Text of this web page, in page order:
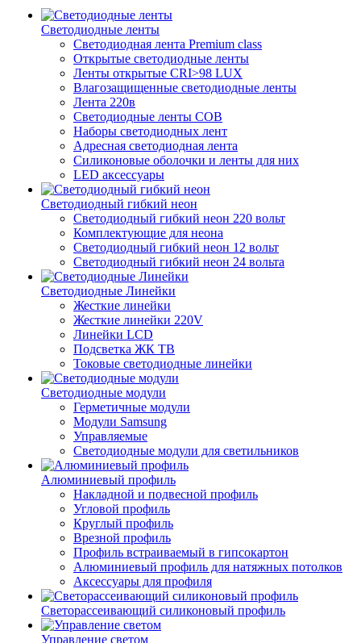
Светодиодные ленты
Светодиодная лента Premium class
Открытые светодиодные ленты
Ленты открытые CRI>98 LUX
Влагозащищенные светодиодные ленты
Лента 220в
Светодиодные ленты COB
Наборы светодиодных лент
Адресная светодиодная лента
Силиконовые оболочки и ленты для них
LED аксессуары
Светодиодный гибкий неон
Светодиодный гибкий неон 220 вольт
Комплектующие для неона
Светодиодный гибкий неон 12 вольт
Светодиодный гибкий неон 24 вольта
Светодиодные Линейки
Жесткие линейки
Жесткие линейки 220V
Линейки LCD
Подсветка ЖК ТВ
Токовые светодиодные линейки
Светодиодные модули
Герметичные модули
Модули Samsung
Управляемые
Светодиодные модули для светильников
Алюминиевый профиль
Накладной и подвесной профиль
Угловой профиль
Круглый профиль
Врезной профиль
Профиль встраиваемый в гипсокартон
Алюминиевый профиль для натяжных потолков
Аксессуары для профиля
Светорассеивающий силиконовый профиль
Управление светом